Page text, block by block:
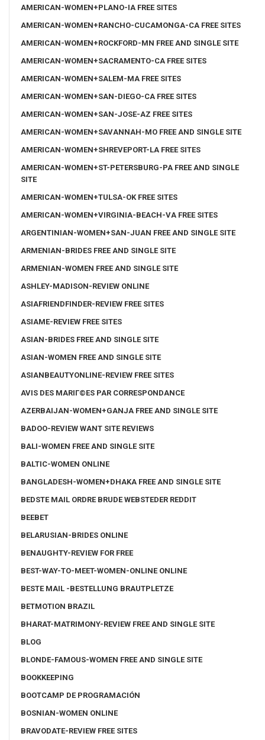
AMERICAN-WOMEN+PLANO-IA FREE SITES
AMERICAN-WOMEN+RANCHO-CUCAMONGA-CA FREE SITES
AMERICAN-WOMEN+ROCKFORD-MN FREE AND SINGLE SITE
AMERICAN-WOMEN+SACRAMENTO-CA FREE SITES
AMERICAN-WOMEN+SALEM-MA FREE SITES
AMERICAN-WOMEN+SAN-DIEGO-CA FREE SITES
AMERICAN-WOMEN+SAN-JOSE-AZ FREE SITES
AMERICAN-WOMEN+SAVANNAH-MO FREE AND SINGLE SITE
AMERICAN-WOMEN+SHREVEPORT-LA FREE SITES
AMERICAN-WOMEN+ST-PETERSBURG-PA FREE AND SINGLE
SITE
AMERICAN-WOMEN+TULSA-OK FREE SITES
AMERICAN-WOMEN+VIRGINIA-BEACH-VA FREE SITES
ARGENTINIAN-WOMEN+SAN-JUAN FREE AND SINGLE SITE
ARMENIAN-BRIDES FREE AND SINGLE SITE
ARMENIAN-WOMEN FREE AND SINGLE SITE
ASHLEY-MADISON-REVIEW ONLINE
ASIAFRIENDFINDER-REVIEW FREE SITES
ASIAME-REVIEW FREE SITES
ASIAN-BRIDES FREE AND SINGLE SITE
ASIAN-WOMEN FREE AND SINGLE SITE
ASIANBEAUTYONLINE-REVIEW FREE SITES
AVIS DES MARIГ©ES PAR CORRESPONDANCE
AZERBAIJAN-WOMEN+GANJA FREE AND SINGLE SITE
BADOO-REVIEW WANT SITE REVIEWS
BALI-WOMEN FREE AND SINGLE SITE
BALTIC-WOMEN ONLINE
BANGLADESH-WOMEN+DHAKA FREE AND SINGLE SITE
BEDSTE MAIL ORDRE BRUDE WEBSTEDER REDDIT
BEEBET
BELARUSIAN-BRIDES ONLINE
BENAUGHTY-REVIEW FOR FREE
BEST-WAY-TO-MEET-WOMEN-ONLINE ONLINE
BESTE MAIL -BESTELLUNG BRAUTPLETZE
BETMOTION BRAZIL
BHARAT-MATRIMONY-REVIEW FREE AND SINGLE SITE
BLOG
BLONDE-FAMOUS-WOMEN FREE AND SINGLE SITE
BOOKKEEPING
BOOTCAMP DE PROGRAMACIÓN
BOSNIAN-WOMEN ONLINE
BRAVODATE-REVIEW FREE SITES